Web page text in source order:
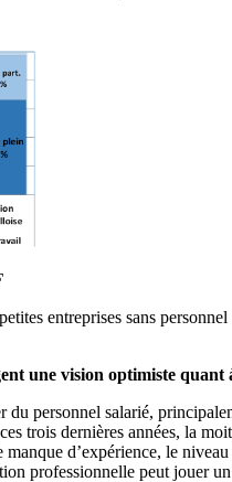
entreprises sans
une vision optimiste quant
personnel salarié,
trois dernières années, la
d’expérience, le
professionnelle peut jouer